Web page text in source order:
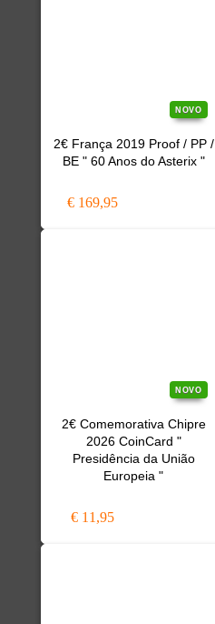
NOVO
2€ França 2019 Proof / PP /
BE " 60 Anos do Asterix "
€ 169,95
NOVO
2€ Comemorativa Chipre
2026 CoinCard "
Presidência da União
Europeia "
€ 11,95